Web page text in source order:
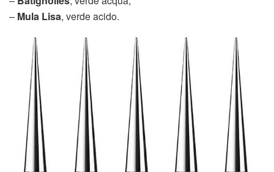
– Mula Lisa, verde acido.